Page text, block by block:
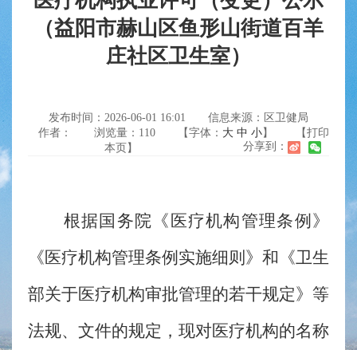
信息公开 政务服务
互动交流
（益阳市赫山区鱼形山街道百羊
庄社区卫生室）
发布时间：2026-06-01 16:01
信息来源：区卫健局
作者：
浏览量： 110 【字体： 大 中 小】
【打印
本页】
分享到：
根据国务院《医疗机构管理条例》
《医疗机构管理条例实施细则》和《卫生
部关于医疗机构审批管理的若干规定》等
法规、文件的规定，现对医疗机构的名称